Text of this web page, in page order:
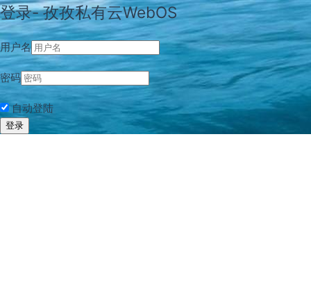
登录- 孜孜私有云WebOS
用户名
密码
自动登陆
登录